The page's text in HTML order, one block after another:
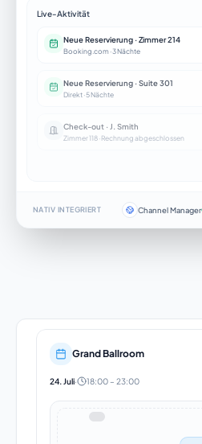
Live-Aktivität
Neue Reservierung · Zimmer 214
Booking.com · 3 Nächte
Neue Reservierung · Suite 301
Direkt · 5 Nächte
Check-out · J. Smith
Zimmer 118 · Rechnung abgeschlossen
NATIV INTEGRIERT Channel Manager
Grand Ballroom
24. Juli· 18:00 – 23:00